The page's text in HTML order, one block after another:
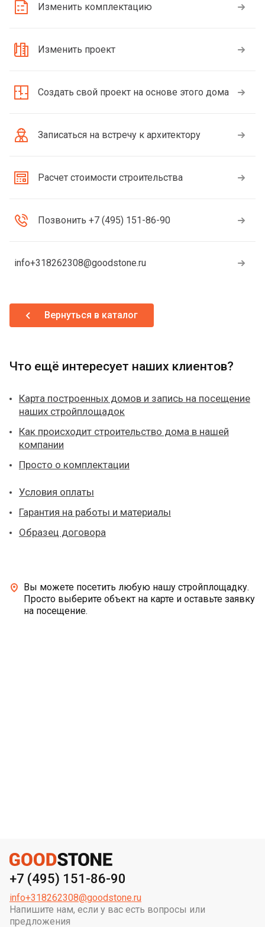
Изменить комплектацию
Изменить проект
Создать свой проект на основе этого дома
Записаться на встречу к архитектору
Расчет стоимости строительства
Позвонить +7 (495) 151-86-90
info+318262308@goodstone.ru
Вернуться в каталог
Что ещё интересует наших клиентов?
Карта построенных домов и запись на посещение
наших стройплощадок
Как происходит строительство дома в нашей
компании
Просто о комплектации
Условия оплаты
Гарантия на работы и материалы
Образец договора
Вы можете посетить любую нашу стройплощадку.
Просто выберите объект на карте и оставьте заявку
на посещение.
+7 (495) 151-86-90
Напишите нам, если у вас есть вопросы или
предложения
info+318262308@goodstone.ru